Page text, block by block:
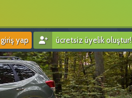
giriş yap ücretsiz üyelik oluştur!